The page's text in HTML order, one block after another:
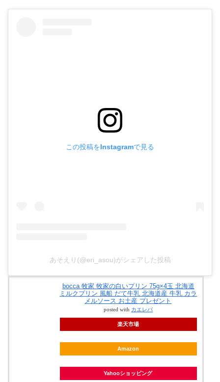
この投稿をInstagramで見る
あそえり(@eri_asou)がシェアした投稿
bocca 牧家 牧家の白いプリン 75g×4玉 北海道
ミルクプリン 風船 だて牛乳 北海道産 牛乳 カラ
メルソース お土産 プレゼント
posted with カエレバ
楽天市場
Amazon
Yahooショッピング